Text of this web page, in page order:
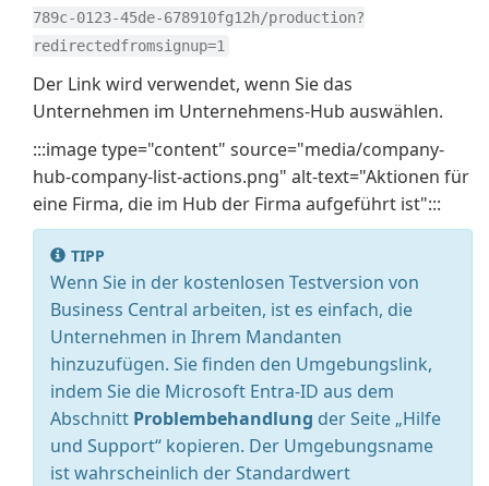
789c-0123-45de-678910fg12h/production?
redirectedfromsignup=1
Der Link wird verwendet, wenn Sie das
Unternehmen im Unternehmens-Hub auswählen.
:::image type="content" source="media/company-
hub-company-list-actions.png" alt-text="Aktionen für
eine Firma, die im Hub der Firma aufgeführt ist":::
TIPP
Wenn Sie in der kostenlosen Testversion von
Business Central arbeiten, ist es einfach, die
Unternehmen in Ihrem Mandanten
hinzuzufügen. Sie finden den Umgebungslink,
indem Sie die Microsoft Entra-ID aus dem
Abschnitt Problembehandlung der Seite „Hilfe
und Support“ kopieren. Der Umgebungsname
ist wahrscheinlich der Standardwert